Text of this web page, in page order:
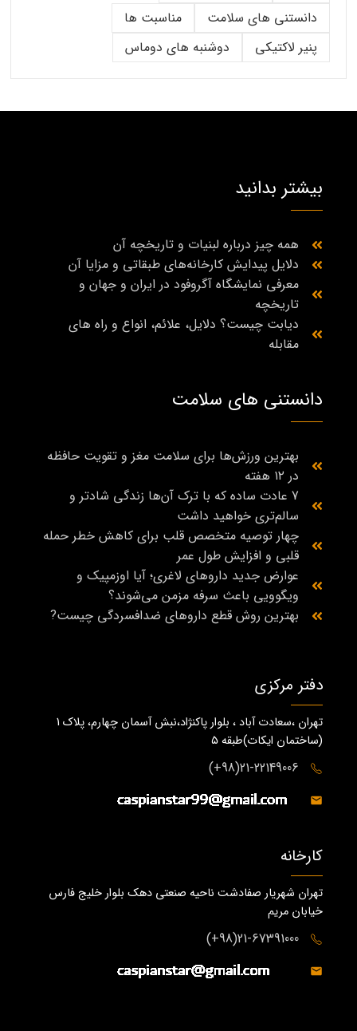
دانستنی های سلامت
مناسبت ها
پنیر لاکتیکی
دوشنبه های دوماس
بیشتر بدانید
همه چیز درباره لبنیات و تاریخچه آن
دلایل پیدایش کارخانه‌های طبقاتی و مزایا آن
معرفی نمایشگاه آگروفود در ایران و جهان و
تاریخچه
دیابت چیست؟ دلایل، علائم، انواع و راه‌ های
مقابله
دانستنی های سلامت
بهترین ورزش‌ها برای سلامت مغز و تقویت حافظه
در ۱۲ هفته
7 عادت ساده که با ترک آن‌ها زندگی شادتر و
سالم‌تری خواهید داشت
چهار توصیه متخصص قلب برای کاهش خطر حمله
قلبی و افزایش طول عمر
عوارض جدید داروهای لاغری؛ آیا اوزمپیک و
ویگوویی باعث سرفه مزمن می‌شوند؟
بهترین روش قطع داروهای ضدافسردگی چیست?
دفتر مرکزی
تهران ،سعادت آباد ، بلوار پاکنژاد،نبش آسمان چهارم، پلاک 1
(ساختمان ايكات)طبقه ٥
21-22149006(98+)
کارخانه
تهران شهریار صفادشت ناحیه صنعتی دهک بلوار خلیج فارس
خیابان مریم
21-67391000(98+)